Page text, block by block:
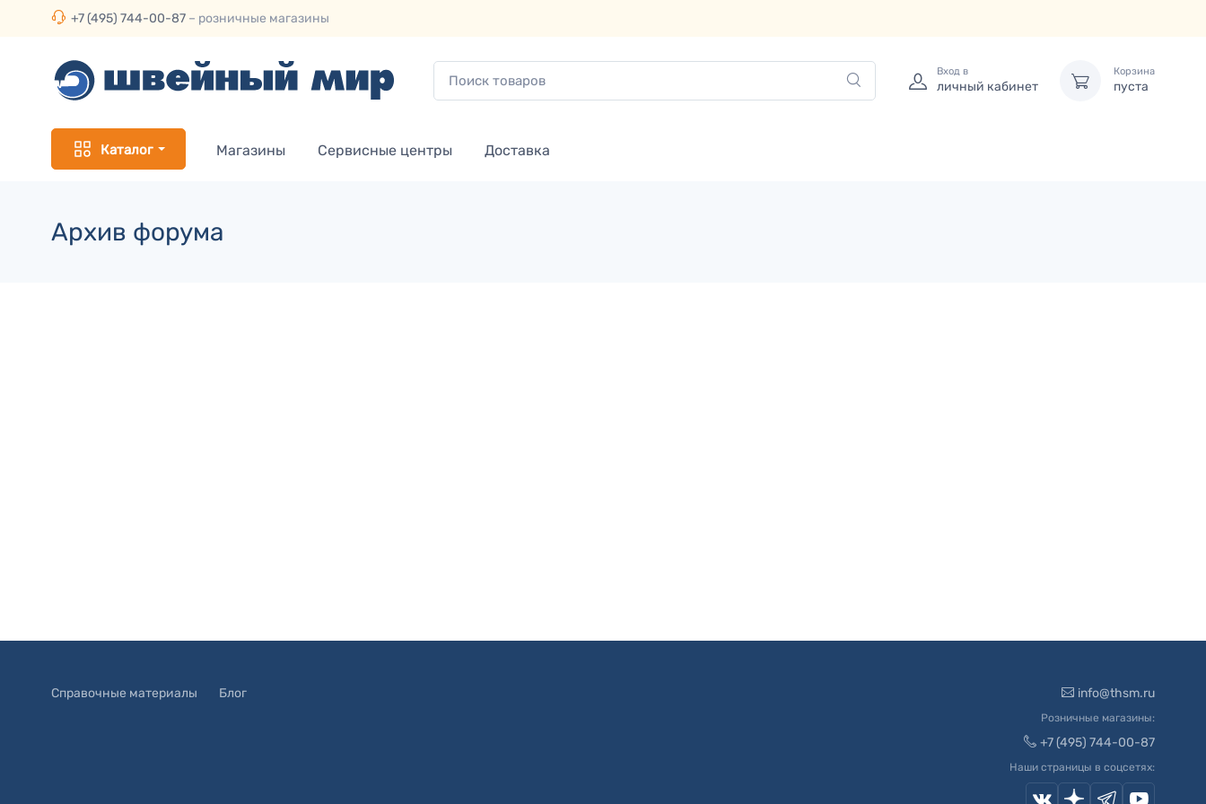
+7 (495) 744-00-87 – розничные магазины
Вход в
личный кабинет
Корзина
пуста
Каталог Магазины Сервисные центры Доставка
Архив форума
Справочные материалы Блог info@thsm.ru
Розничные магазины:
+7 (495) 744-00-87
Наши страницы в соцсетях: